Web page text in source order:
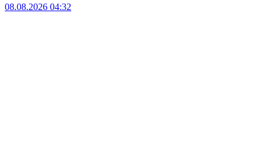
08.08.2026 04:32